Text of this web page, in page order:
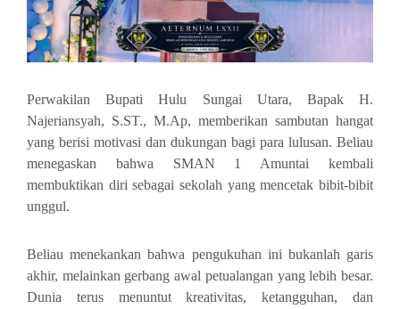
Perwakilan Bupati Hulu Sungai Utara, Bapak H.
Najeriansyah, S.ST., M.Ap, memberikan sambutan hangat
yang berisi motivasi dan dukungan bagi para lulusan. Beliau
menegaskan bahwa SMAN 1 Amuntai kembali
membuktikan diri sebagai sekolah yang mencetak bibit-bibit
unggul.
Beliau menekankan bahwa pengukuhan ini bukanlah garis
akhir, melainkan gerbang awal petualangan yang lebih besar.
Dunia terus menuntut kreativitas, ketangguhan, dan